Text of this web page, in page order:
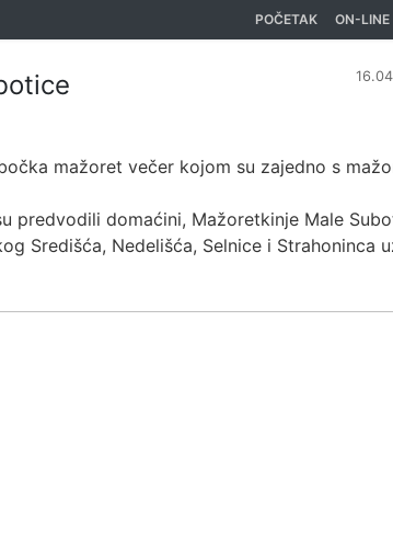
POČETAK(CURRENT)
ON-LINE
mažoret večer kojom su zajedno s
predvodili domaćini, Mažoretkinje Male
Središća, Nedelišća, Selnice i Strahoninca